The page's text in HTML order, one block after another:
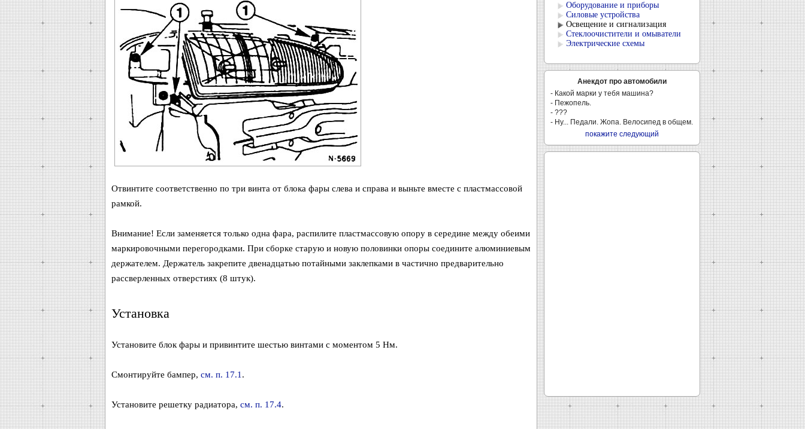
Отвинтите соответственно по три винта от блока фары слева и справа и выньте вместе с пластмассовой
рамкой.
Внимание! Если заменяется только одна фара, распилите пластмассовую опору в середине между обеими
маркировочными перегородками. При сборке старую и новую половинки опоры соедините алюминиевым
держателем. Держатель закрепите двенадцатью потайными заклепками в частично предварительно
рассверленных отверстиях (8 штук).
Установка
Установите блок фары и привинтите шестью винтами с моментом 5 Нм.
Смонтируйте бампер, см. п. 17.1 .
Установите решетку радиатора, см. п. 17.4.
Оборудование и приборы
Силовые устройства
Освещение и сигнализация
Стеклоочистители и омыватели
Электрические схемы
Анекдот про автомобили
- Какой марки у тебя машина?
- Пежопель.
- ???
- Ну... Педали. Жопа. Велосипед в общем.
покажите следующий